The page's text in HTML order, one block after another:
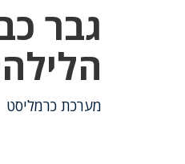
הלילה
מערכת כרמליסט